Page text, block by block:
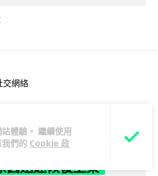
體驗。 繼續使用
們的 Cookie 政
交網絡
Apple App Store 下
因迅速恢復上架